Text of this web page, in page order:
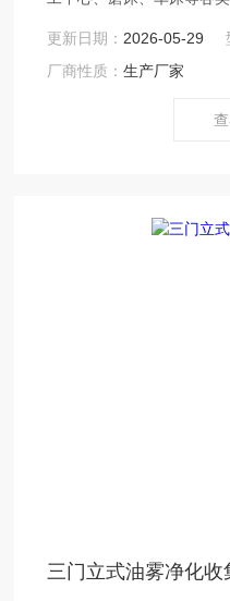
设备。
更新日期： 2026-05-29
厂商性质：生产厂家
三门立式油雾净化收